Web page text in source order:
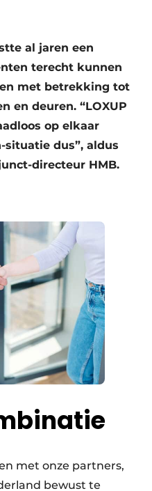
al jaren een
terecht kunnen
met betrekking tot
en deuren. “LOXUP
op elkaar
dus”, aldus
directeur HMB.
met onze partners,
bewust te